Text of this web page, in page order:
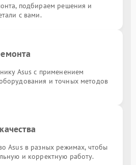
подбираем решения и
с вами.
Asus с применением
и точных методов
Asus в разных режимах, чтобы
и корректную работу.